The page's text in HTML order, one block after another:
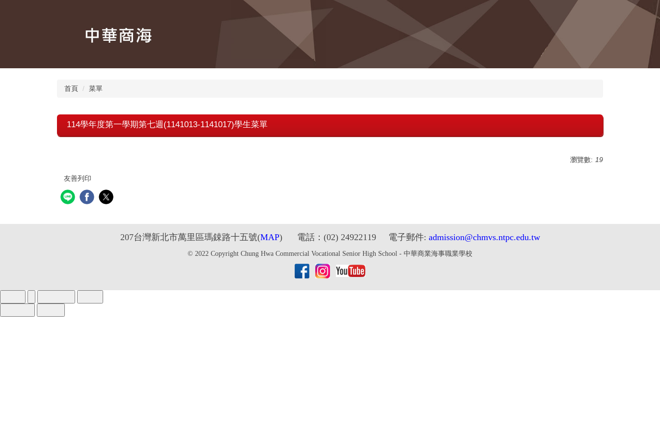
區
首頁 菜單
114學年度第一學期第七週(1141013-1141017)學生菜單
瀏覽數: 19
友善列印
207台灣新北市萬里區瑪鋉路十五號(MAP) 電話：(02) 24922119 電子郵件: admission@chmvs.ntpc.edu.tw
© 2022 Copyright Chung Hwa Commercial Vocational Senior High School - 中華商業海事職業學校